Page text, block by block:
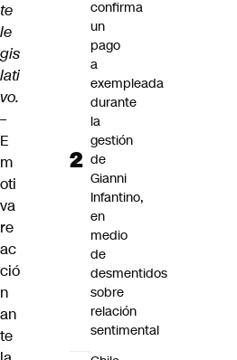
te
le
gis
lati
vo.
–
E
m
oti
va
re
ac
ció
n
an
te
confirma
un
pago
a
exempleada
durante
la
gestión
de
Gianni
Infantino,
en
medio
de
desmentidos
sobre
relación
sentimental